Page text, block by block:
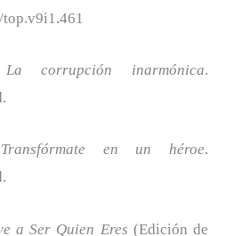
La corrupción inarmónica.
Transfórmate en un héroe.
a Ser Quien Eres (Edición de